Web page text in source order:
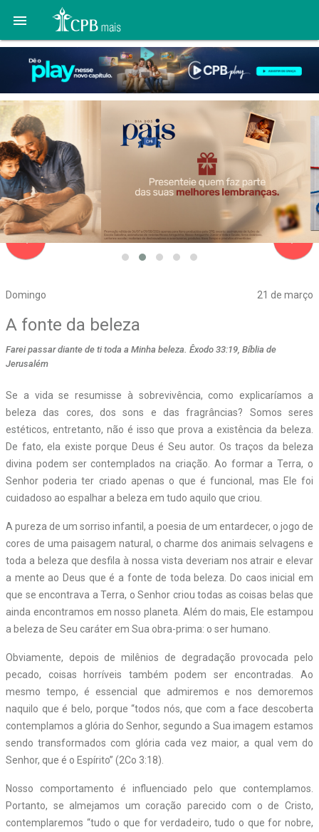

Domingo 21 de março
navigate_before
A fonte da beleza
Farei passar diante de ti toda a Minha beleza. Êxodo 33:19, Bíblia de
Jerusalém
Se a vida se resumisse à sobrevivência, como explicaríamos a
beleza das cores, dos sons e das fragrâncias? Somos seres
estéticos, entretanto, não é isso que prova a existência da beleza.
De fato, ela existe porque Deus é Seu autor. Os traços da beleza
divina podem ser contemplados na criação. Ao formar a Terra, o
Senhor poderia ter criado apenas o que é funcional, mas Ele foi
cuidadoso ao espalhar a beleza em tudo aquilo que criou.
A pureza de um sorriso infantil, a poesia de um entardecer, o jogo de
cores de uma paisagem natural, o charme dos animais selvagens e
toda a beleza que desfila à nossa vista deveriam nos atrair e elevar
a mente ao Deus que é a fonte de toda beleza. Do caos inicial em
que se encontrava a Terra, o Senhor criou todas as coisas belas que
ainda encontramos em nosso planeta. Além do mais, Ele estampou
a beleza de Seu caráter em Sua obra-prima: o ser humano.
Obviamente, depois de milênios de degradação provocada pelo
pecado, coisas horríveis também podem ser encontradas. Ao
mesmo tempo, é essencial que admiremos e nos demoremos
naquilo que é belo, porque “todos nós, que com a face descoberta
contemplamos a glória do Senhor, segundo a Sua imagem estamos
sendo transformados com glória cada vez maior, a qual vem do
Senhor, que é o Espírito” (2Co 3:18).
Nosso comportamento é influenciado pelo que contemplamos.
Portanto, se almejamos um coração parecido com o de Cristo,
contemplaremos “tudo o que for verdadeiro, tudo o que for nobre,
navigate_next